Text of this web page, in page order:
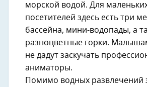
морской водой. Для
посетителей здесь есть три
бассейна, мини-водопады, а
разноцветные горки.
не дадут заскучать
аниматоры.
Помимо водных развлечений